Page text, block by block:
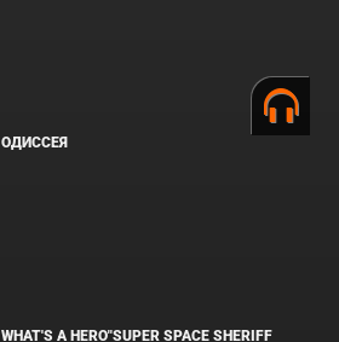
ОДИССЕЯ
WHAT'S A HERO"SUPER SPACE SHERIFF